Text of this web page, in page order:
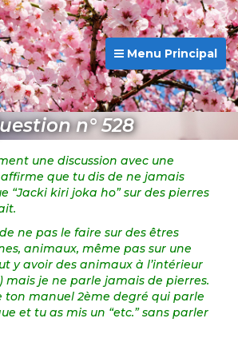
Menu Principal
n° 528
une discussion avec une
que tu dis de ne jamais
“Jacki kiri joka ho” sur des pierres
ne pas le faire sur des êtres
animaux, même pas sur une
y avoir des animaux à l’intérieur
mais je ne parle jamais de pierres.
ton manuel 2ème degré qui parle
et tu as mis un “etc.” sans parler